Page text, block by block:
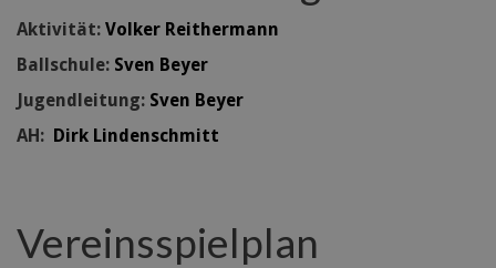
Aktivität: Volker Reithermann
Ballschule: Sven Beyer
Jugendleitung: Sven Beyer
AH: Dirk Lindenschmitt
Vereinsspielplan